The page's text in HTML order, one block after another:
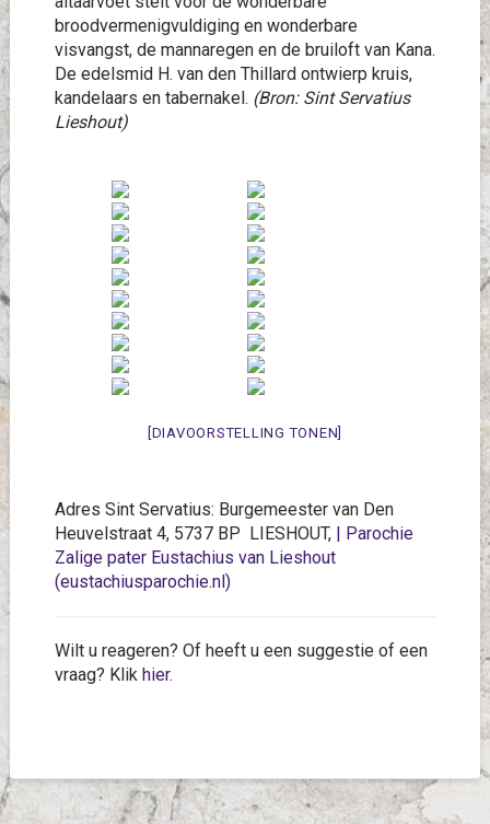
broodvermenigvuldiging en wonderbare
visvangst, de mannaregen en de bruiloft van Kana.
De edelsmid H. van den Thillard ontwierp kruis,
kandelaars en tabernakel. (Bron: Sint Servatius
Lieshout)
[DIAVOORSTELLING TONEN]
Adres Sint Servatius: Burgemeester van Den
Heuvelstraat 4, 5737 BP LIESHOUT, | Parochie
Zalige pater Eustachius van Lieshout
(eustachiusparochie.nl)
Wilt u reageren? Of heeft u een suggestie of een
vraag? Klik hier.